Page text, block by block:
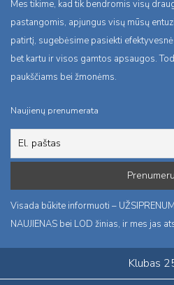
Mes tikime, kad tik bendromis visų
pastangomis, apjungus visų mūsų
patirtį, sugebėsime pasiekti
bet kartu ir visos gamtos apsaugos.
paukščiams bei žmonėms.
Naujienų prenumerata
Visada būkite informuoti –
NAUJIENAS bei LOD žinias, ir mes jas
Klubas